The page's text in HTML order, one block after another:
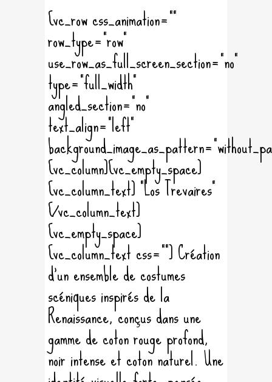
[vc_row css_animation=""
row_type="row"
use_row_as_full_screen_section="no"
type="full_width"
angled_section="no"
text_align="left"
[vc_column][vc_empty_space]
[vc_column_text] "Los Trevaires"
[/vc_column_text]
[vc_empty_space]
[vc_column_text css=""] Création
d’un ensemble de costumes
scéniques inspirés de la
Renaissance, conçus dans une
gamme de coton rouge profond,
noir intense et coton naturel. Une